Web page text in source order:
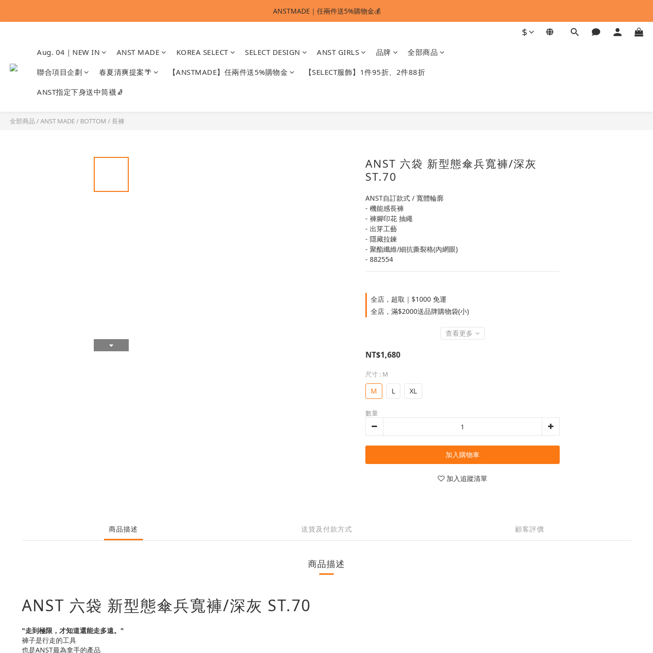
ANSTMADE｜任兩件送5%購物金💰
ANSTMADE｜任兩件送5%購物金💰
多重好禮滿額贈🔥
ANSTMADE｜任兩件送5%購物金💰
$
Aug. 04｜NEW IN ANST MADE KOREA SELECT SELECT DESIGN ANST GIRLS 品牌 全部商品
聯合項目企劃 春夏清爽提案🌴 【ANSTMADE】任兩件送5%購物金 【SELECT服飾】1件95折、2件88折
ANST指定下身送中筒襪🧦
全部商品 /ANST MADE/ BOTTOM /長褲
ANST 六袋 新型態傘兵寬褲/深灰
ST.70
ANST自訂款式 / 寬體輪廓
- 機能感長褲
- 褲腳印花 抽繩
- 出芽工藝
- 隱藏拉鍊
- 聚酯纖維/細抗撕裂格(內網眼)
- 882554
全店，超取｜$1000 免運
全店，滿$2000送品牌購物袋(小)
查看更多
NT$1,680
尺寸 : M
M L XL
數量
加入購物車
加入追蹤清單
商品描述 送貨及付款方式 顧客評價
商品描述
ANST 六袋 新型態傘兵寬褲/深灰 ST.70
"走到極限，才知道還能走多遠。"
褲子是行走的工具
也是ANST最為拿手的產品